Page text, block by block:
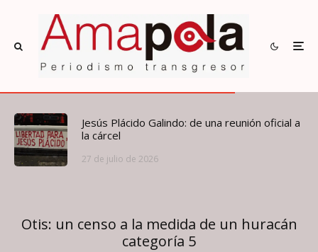
Jesús Plácido Galindo: de una reunión oficial a
la cárcel
27 de julio de 2026
Otis: un censo a la medida de un huracán
categoría 5